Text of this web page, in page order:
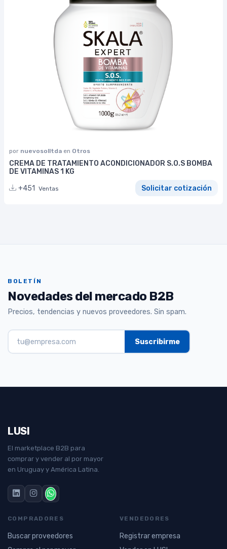
por nuevosolltda en Otros
CREMA DE TRATAMIENTO ACONDICIONADOR S.O.S BOMBA
DE VITAMINAS 1 KG
+451
Ventas Solicitar cotización
BOLETÍN
Novedades del mercado B2B
Precios, tendencias y nuevos proveedores. Sin spam.
LUSI
El marketplace B2B para
comprar y vender al por mayor
en Uruguay y América Latina.
COMPRADORES
Buscar proveedores
VENDEDORES
Registrar empresa